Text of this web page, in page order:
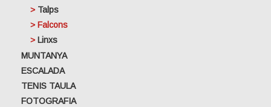
Talps
Falcons
Linxs
MUNTANYA
ESCALADA
TENIS TAULA
FOTOGRAFIA